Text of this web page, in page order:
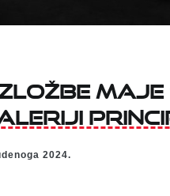
Maje
2024.